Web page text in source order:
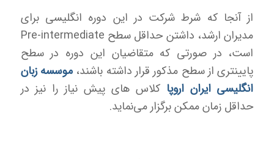
از آنجا که شرط شرکت در این دوره انگلیسی برای
مدیران ارشد، داشتن حداقل سطح Pre-intermediate
است، در صورتی که متقاضیان این دوره در سطح
پایینتری از سطح مذکور قرار داشته باشند،موسسه زبان
انگلیسی ایران اروپا کلاس های پیش نیاز را نیز در
حداقل زمان ممکن برگزار می‌نماید.